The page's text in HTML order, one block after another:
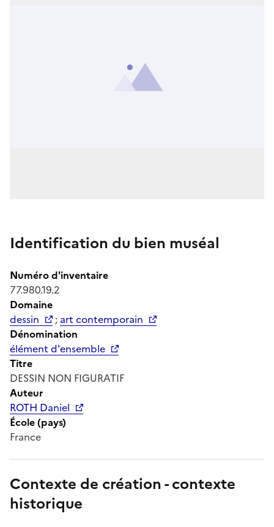
Identification du bien muséal
Numéro d'inventaire
77.980.19.2
Domaine
dessin
; art contemporain
Dénomination
élément d'ensemble
Titre
DESSIN NON FIGURATIF
Auteur
ROTH Daniel
École (pays)
France
Contexte de création - contexte
historique